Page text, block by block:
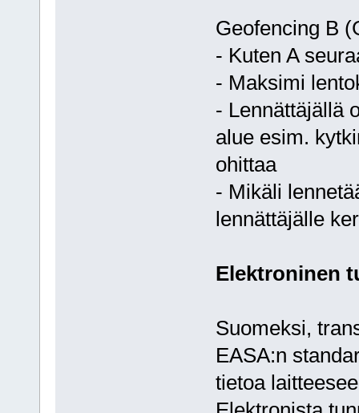
Geofencing B
- Kuten A
- Maksimi
- Lennättäjällä
alue esim.
ohittaa
- Mikäli
lennättäjälle
Elektroninen
Suomeksi,
EASA:n
tietoa